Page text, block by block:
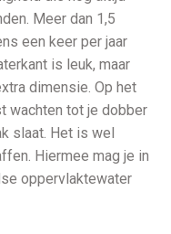
Meer dan 1,5
een keer per jaar
is leuk, maar
dimensie. Op het
wachten tot je dobber
slaat. Het is wel
Hiermee mag je in
oppervlaktewater